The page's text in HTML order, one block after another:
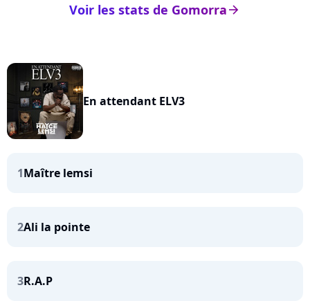
arrow_right
Voir les stats de Gomorra
En attendant ELV3
1Maître lemsi
2Ali la pointe
3R.A.P